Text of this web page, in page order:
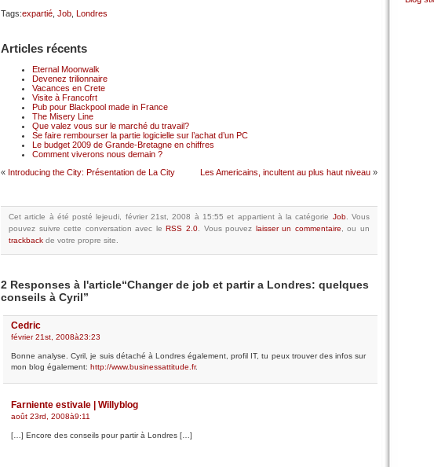
Tags:expartié Job Londres
Articles récents
Eternal Moonwalk
Devenez trilionnaire
Vacances en Crete
Visite à Francofrt
Pub pour Blackpool made in France
The Misery Line
Que valez vous sur le marché du travail?
Se faire rembourser la partie logicielle sur l’achat d’un PC
Le budget 2009 de Grande-Bretagne en chiffres
Comment viverons nous demain ?
« Introducing the City: Présentation de La City Les Americains, incultent au plus haut niveau »
Cet article à été posté lejeudi, février 21st, 2008 à 15:55et appartient à la catégorie Job.Vous
pouvez suivre cette conversation avec le RSS 2.0 Vous pouvez laisser un commentaire , ou un
trackback de votre propre site.
2 Responses à l'article“Changer de job et partir a Londres: quelques
conseils à Cyril”
Cedric
février 21st, 2008à23:23
Bonne analyse. Cyril, je suis détaché à Londres également, profil IT, tu peux trouver des infos sur
mon blog également: http://www.businessattitude.fr.
Farniente estivale | Willyblog
août 23rd, 2008à9:11
[…] Encore des conseils pour partir à Londres […]